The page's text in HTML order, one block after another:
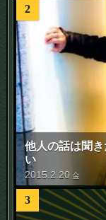
2
他人の話は聞
い
2015 2 20 金
3